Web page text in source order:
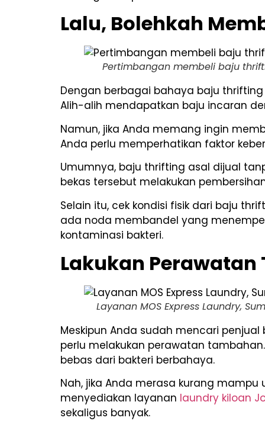
Lalu, Bolehkah
Pertimbangan membeli baju
Dengan berbagai bahaya baju
Alih-alih mendapatkan baju incaran
Namun, jika Anda memang ingin
Anda perlu memperhatikan faktor
Umumnya, baju thrifting asal dijual
bekas tersebut melakukan
Selain itu, cek kondisi fisik dari baju
ada noda membandel yang
kontaminasi bakteri.
Lakukan
Layanan MOS Express Laundry,
Meskipun Anda sudah mencari
perlu melakukan perawatan
bebas dari bakteri berbahaya.
Nah, jika Anda merasa kurang mampu
menyediakan layanan laundry kiloan
sekaligus banyak.